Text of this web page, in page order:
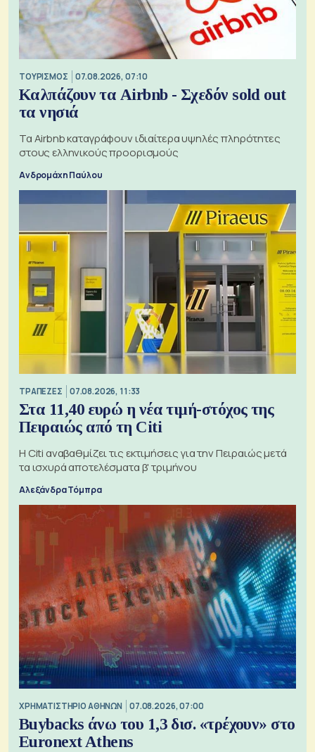
ΤΟΥΡΙΣΜΟΣ 07.08.2026, 07:10
Καλπάζουν τα Airbnb - Σχεδόν sold out
τα νησιά
Τα Airbnb καταγράφουν ιδιαίτερα υψηλές πληρότητες
στους ελληνικούς προορισμούς
Ανδρομάχη Παύλου
ΤΡΑΠΕΖΕΣ 07.08.2026, 11:33
Στα 11,40 ευρώ η νέα τιμή-στόχος της
Πειραιώς από τη Citi
Η Citi αναβαθμίζει τις εκτιμήσεις για την Πειραιώς μετά
τα ισχυρά αποτελέσματα β' τριμήνου
Αλεξάνδρα Τόμπρα
XΡΗΜΑΤΙΣΤΗΡΙΟ ΑΘΗΝΩΝ 07.08.2026, 07:00
Buybacks άνω του 1,3 δισ. «τρέχουν» στο
Euronext Athens